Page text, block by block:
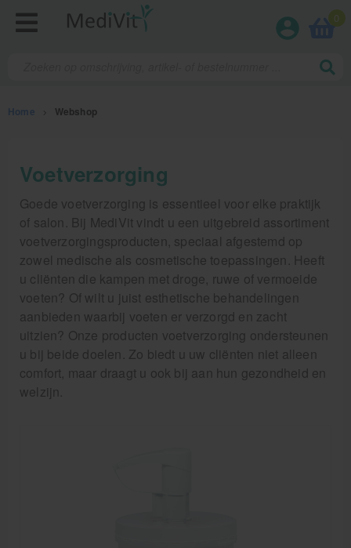
0
Home Webshop
Fysiotherapieproducten
Verbruiksmaterialen
Massage
Massagetafels
Sportbraces
EHBO en BHV
Pedicure artikelen
Voetverzorging
Voetverzorging
Goede voetverzorging is essentieel voor elke praktijk
of salon. Bij MediVit vindt u een uitgebreid assortiment
voetverzorgingsproducten, speciaal afgestemd op
zowel medische als cosmetische toepassingen. Heeft
u cliënten die kampen met droge, ruwe of vermoeide
voeten? Of wilt u juist esthetische behandelingen
aanbieden waarbij voeten er verzorgd en zacht
uitzien? Onze producten voetverzorging ondersteunen
u bij beide doelen. Zo biedt u uw cliënten niet alleen
comfort, maar draagt u ook bij aan hun gezondheid en
welzijn.